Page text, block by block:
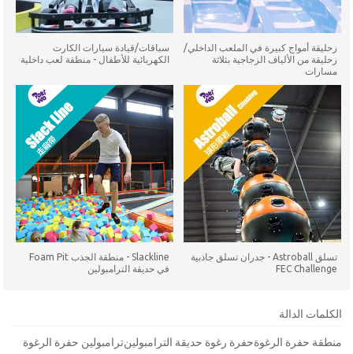
زحليقة أمواج كبيرة في الملعب الداخلي/
زحليقة من الألياف الزجاجية بثلاثة
مسارات
سباقات/قيادة سيارات الكارت
الكهربائية للأطفال - منطقة لعب داخلية
تسلق Astroball - جدران تسلق جاذبية
FEC Challenge
Slackline - منطقة الجذب Foam Pit
في حديقة الترامبولين
الكلمات الدالة
منطقة حفرة الرغوةحفرة رغوة حديقة الترامبولينترامبولين حفرة الرغوة